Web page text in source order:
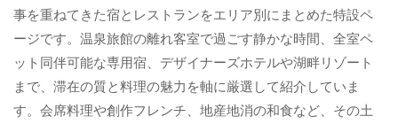
事を重ねてきた宿とレストランをエリア別にまとめた特設ペ
ージです。温泉旅館の離れ客室で過ごす静かな時間、全室ペ
ット同伴可能な専用宿、デザイナーズホテルや湖畔リゾート
まで、滞在の質と料理の魅力を軸に厳選して紹介していま
す。会席料理や創作フレンチ、地産地消の和食など、その土